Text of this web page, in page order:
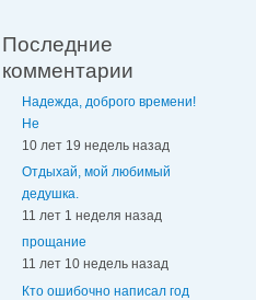
Последние
комментарии
Надежда, доброго времени!
Не
10 лет 19 недель назад
Отдыхай, мой любимый
дедушка.
11 лет 1 неделя назад
прощание
11 лет 10 недель назад
Кто ошибочно написал год